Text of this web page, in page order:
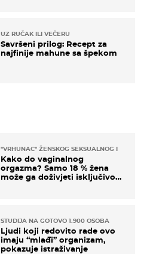
"VRHUNAC" ŽENSKOG SEKSUALNOG ISKUSTVA
Kako do vaginalnog
orgazma? Samo 18 % žena
može ga doživjeti isključivo
STUDIJA NA GOTOVO 1.900 OSOBA
Ljudi koji redovito rade ovo
imaju “mlađi” organizam,
pokazuje istraživanje
UZ RUČAK ILI VEČERU
Savršeni prilog: Recept za
najfinije mahune sa špekom